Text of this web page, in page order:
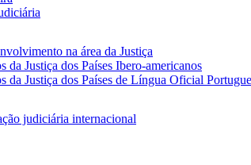
na área da Justiça
da Justiça dos Países Ibero-americanos
da Justiça dos Países de Língua Oficial
judiciária internacional